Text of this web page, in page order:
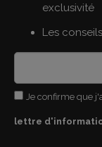
exclusivité
Les
Je confirme que
lettre